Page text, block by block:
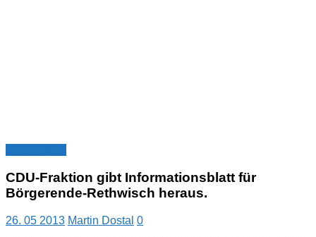
CDU-Fraktion gibt Informationsblatt für
Börgerende-Rethwisch heraus.
26. 05 2013 Martin Dostal 0